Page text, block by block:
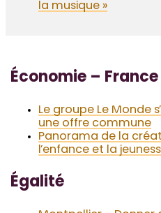
la musique »
Économie – France
Le groupe Le Monde
une offre commune
Panorama de la
l’enfance et la
Égalité